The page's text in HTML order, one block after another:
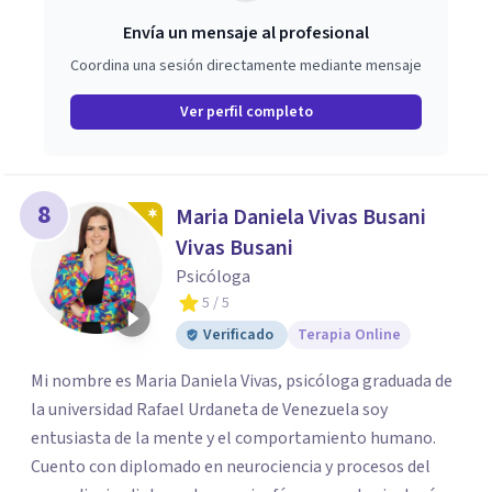
Envía un mensaje al profesional
Coordina una sesión directamente mediante mensaje
Ver perfil completo
8
Maria Daniela Vivas Busani
Vivas Busani
Psicóloga
5 / 5
Verificado
Terapia Online
Mi nombre es Maria Daniela Vivas, psicóloga graduada de
la universidad Rafael Urdaneta de Venezuela soy
entusiasta de la mente y el comportamiento humano.
Cuento con diplomado en neurociencia y procesos del